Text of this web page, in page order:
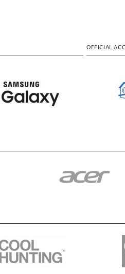
OFFICIAL